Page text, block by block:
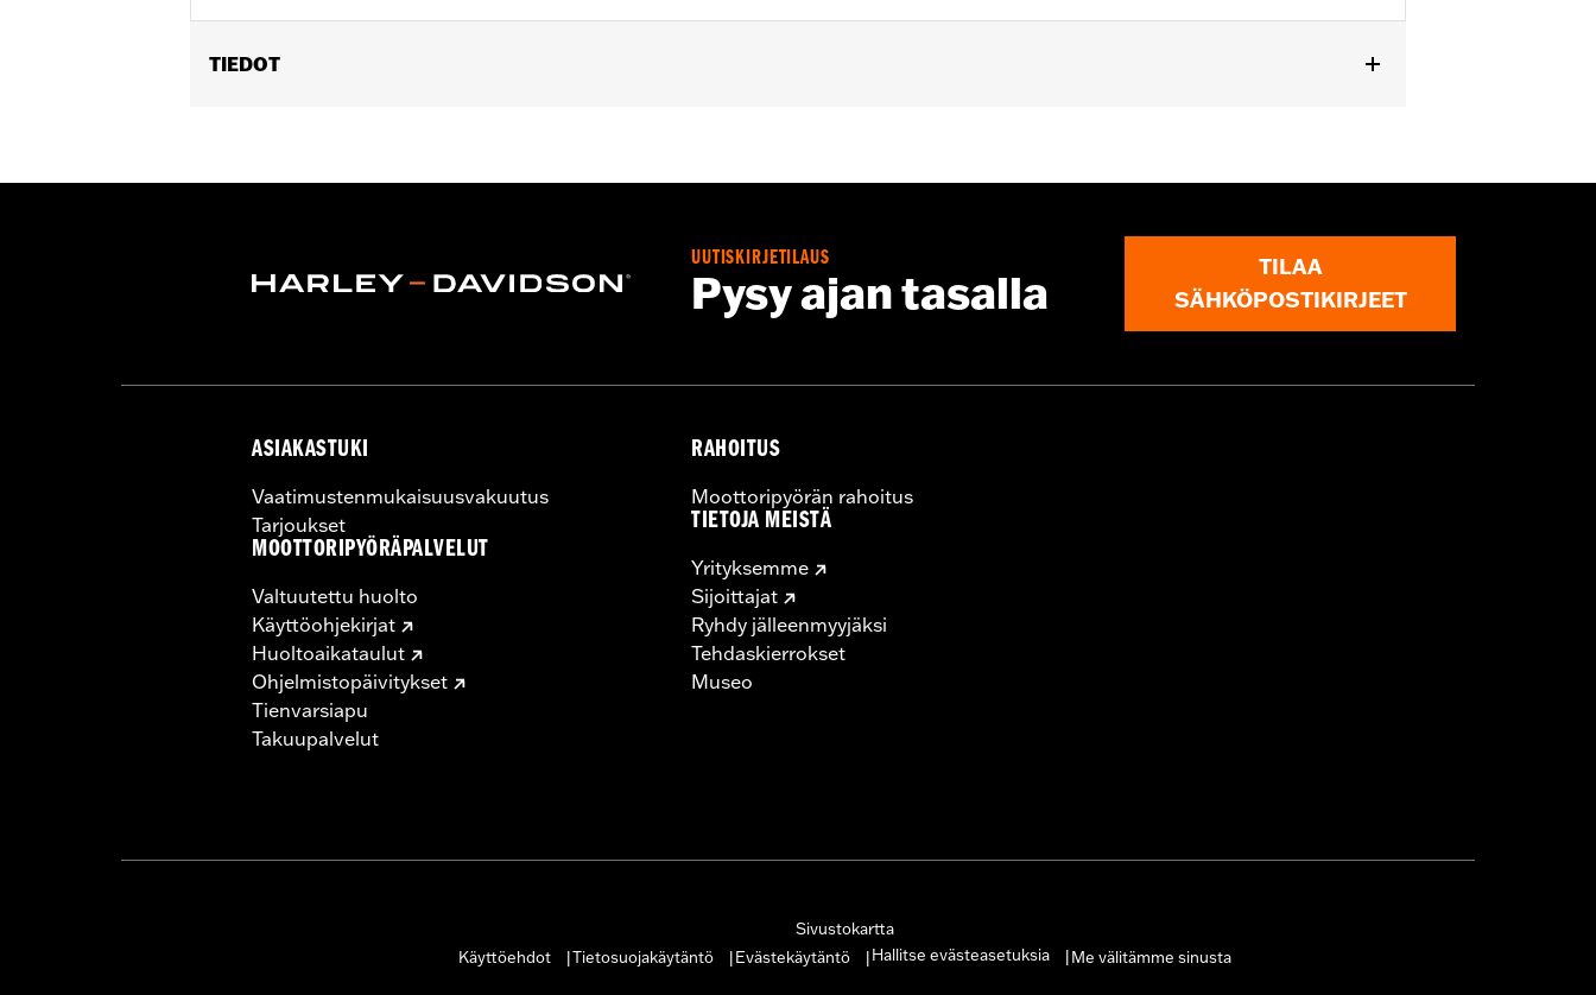
TIEDOT
Installation Instructions
Left and right footpegs and installation instructionsUUTISKIRJETILAUS
Pysy ajan tasalla
TILAA
SÄHKÖPOSTIKIRJEET
ASIAKASTUKI
Vaatimustenmukaisuusvakuutus
Tarjoukset
MOOTTORIPYÖRÄPALVELUT
Valtuutettu huolto
Käyttöohjekirjat
Huoltoaikataulut
Ohjelmistopäivitykset
Tienvarsiapu
Takuupalvelut
RAHOITUS
Moottoripyörän rahoitus
TIETOJA MEISTÄ
Yrityksemme
Sijoittajat
Ryhdy jälleenmyyjäksi
Tehdaskierrokset
Museo
Sivustokartta
Käyttöehdot
Tietosuojakäytäntö Evästekäytäntö Hallitse evästeasetuksia Me välitämme sinusta